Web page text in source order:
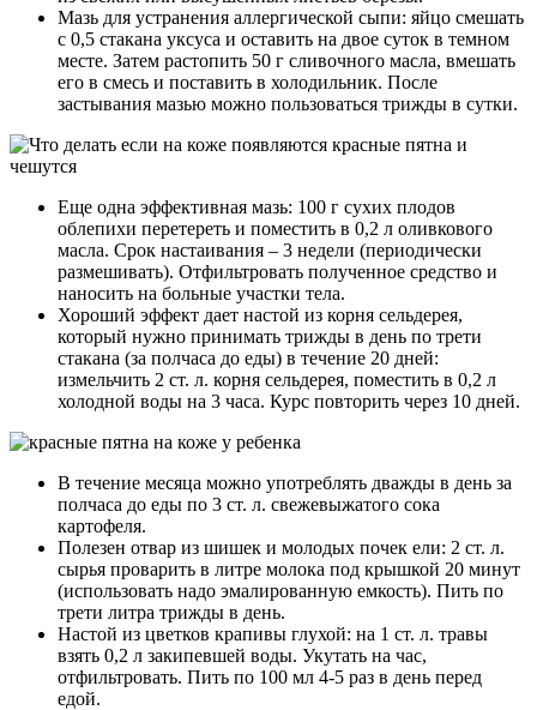
Мазь для устранения аллергической сыпи: яйцо смешать
с 0,5 стакана уксуса и оставить на двое суток в темном
месте. Затем растопить 50 г сливочного масла, вмешать
его в смесь и поставить в холодильник. После
застывания мазью можно пользоваться трижды в сутки.
Еще одна эффективная мазь: 100 г сухих плодов
облепихи перетереть и поместить в 0,2 л оливкового
масла. Срок настаивания – 3 недели (периодически
размешивать). Отфильтровать полученное средство и
наносить на больные участки тела.
Хороший эффект дает настой из корня сельдерея,
который нужно принимать трижды в день по трети
стакана (за полчаса до еды) в течение 20 дней:
измельчить 2 ст. л. корня сельдерея, поместить в 0,2 л
холодной воды на 3 часа. Курс повторить через 10 дней.
В течение месяца можно употреблять дважды в день за
полчаса до еды по 3 ст. л. свежевыжатого сока
картофеля.
Полезен отвар из шишек и молодых почек ели: 2 ст. л.
сырья проварить в литре молока под крышкой 20 минут
(использовать надо эмалированную емкость). Пить по
трети литра трижды в день.
Настой из цветков крапивы глухой: на 1 ст. л. травы
взять 0,2 л закипевшей воды. Укутать на час,
отфильтровать. Пить по 100 мл 4-5 раз в день перед
едой.